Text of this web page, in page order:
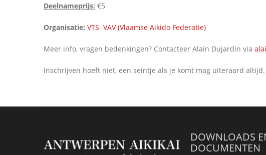
Deelnameprijs: €5
Organisatie: VTS VAV (Vlaamse Aikido Federatie)
Meer info, vragen bedenkingen? Contacteer Alain Dujardin via
Inschrijven hoeft niet, een seintje als je komt mag uiteraard altijd.
DOWNLOADS
DOCUMENTEN